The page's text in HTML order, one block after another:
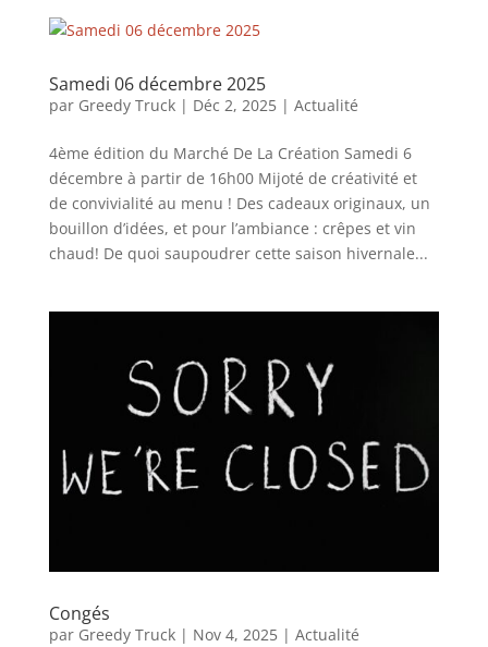
Samedi 06 décembre 2025
par Greedy Truck| Déc 2, 2025| Actualité
4ème édition du Marché De La Création Samedi 6
décembre à partir de 16h00 Mijoté de créativité et
de convivialité au menu ! Des cadeaux originaux, un
bouillon d’idées, et pour l’ambiance : crêpes et vin
chaud! De quoi saupoudrer cette saison hivernale...
Congés
par Greedy Truck| Nov 4, 2025| Actualité